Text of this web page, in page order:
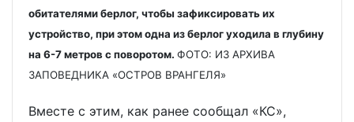
обитателями берлог, чтобы зафиксировать их
устройство, при этом одна из берлог уходила в глубину
на 6-7 метров с поворотом. ФОТО: ИЗ АРХИВА
ЗАПОВЕДНИКА «ОСТРОВ ВРАНГЕЛЯ»
Вместе с этим, как ранее сообщал «КС»,